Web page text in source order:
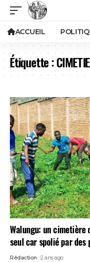
ACCUEIL
Étiquette :
Walungu: un cimetière
seul car spolié par
Rédaction 2 ans ago